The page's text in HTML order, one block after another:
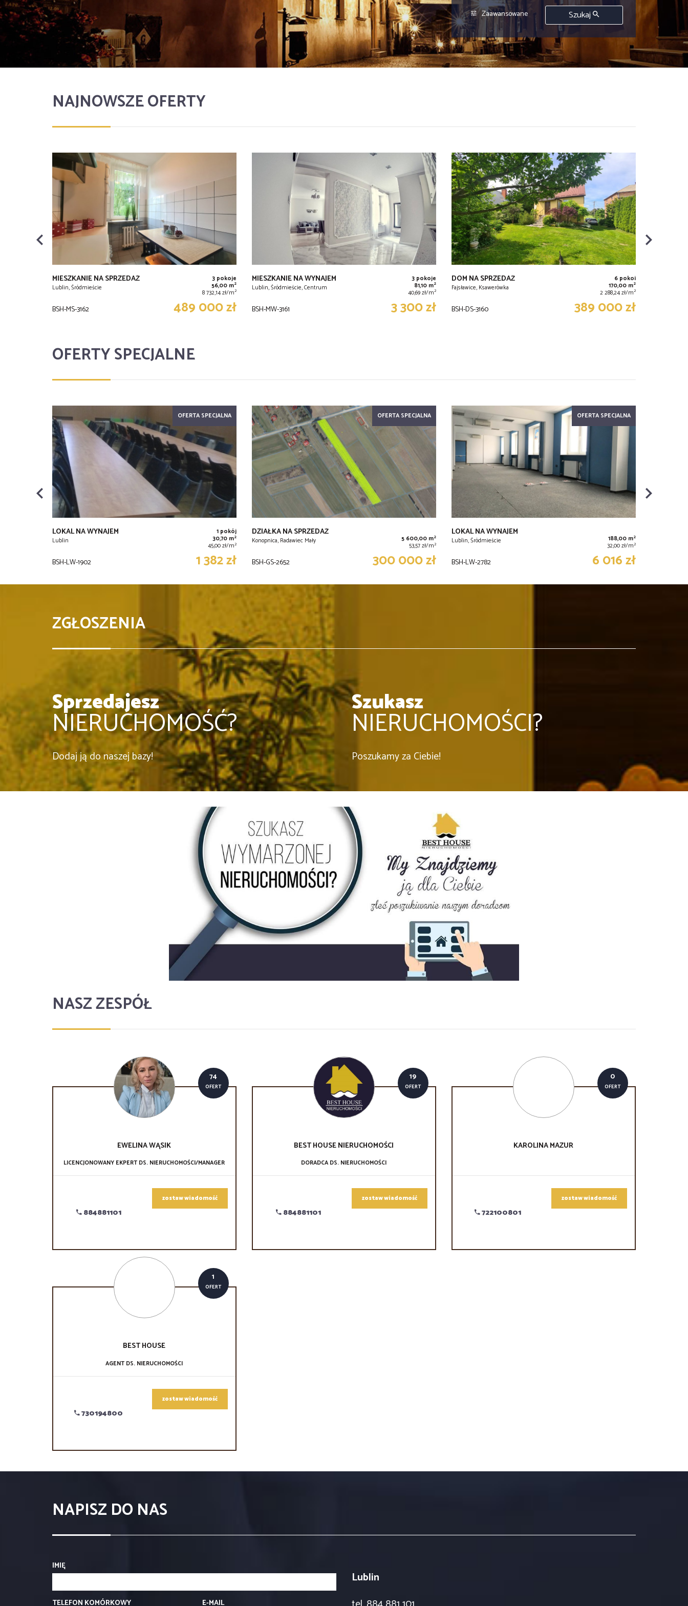
400 000 zł
450 000 zł
400 000 zł
450 000 zł
Zaawansowane Szukaj
NAJNOWSZE OFERTY
MIESZKANIE NA SPRZEDAŻ
Lublin, Śródmieście
3 pokoje
56,00 m2
8 732,14 zł/m2
BSH-MS-3162 489 000 zł
MIESZKANIE NA WYNAJEM
Lublin, Śródmieście, Centrum
3 pokoje
81,10 m2
40,69 zł/m2
BSH-MW-3161 3 300 zł
DOM NA SPRZEDAŻ
Fajsławice, Ksawerówka
6 pokoi
170,00 m2
2 288,24 zł/m2
BSH-DS-3160 389 000 zł
OFERTY SPECJALNE
OFERTA SPECJALNA
LOKAL NA WYNAJEM
Lublin
1 pokój
30,70 m2
45,00 zł/m2
BSH-LW-1902 1 382 zł
OFERTA SPECJALNA
DZIAŁKA NA SPRZEDAŻ
Konopnica, Radawiec Mały 5 600,00 m2
53,57 zł/m2
BSH-GS-2652 300 000 zł
OFERTA SPECJALNA
LOKAL NA WYNAJEM
Lublin, Śródmieście 188,00 m2
32,00 zł/m2
BSH-LW-2782 6 016 zł
ZGŁOSZENIA
Sprzedajesz
NIERUCHOMOŚĆ?
Dodaj ją do naszej bazy!
Szukasz
NIERUCHOMOŚCI?
Poszukamy za Ciebie!
NASZ ZESPÓŁ
74
OFERT
EWELINAWĄSIK
LICENCJONOWANY EKPERT DS. NIERUCHOMOŚCI/MANAGER
884881101
zostaw wiadomość
19
OFERT
BEST HOUSENIERUCHOMOŚCI
DORADCA DS. NIERUCHOMOŚCI
884881101
zostaw wiadomość
0
OFERT
KAROLINAMAZUR
722100801
zostaw wiadomość
1
OFERT
BESTHOUSE
AGENT DS. NIERUCHOMOŚCI
730194800
zostaw wiadomość
NAPISZ DO NAS
IMIĘ
TELEFON KOMÓRKOWY E-MAIL
Lublin